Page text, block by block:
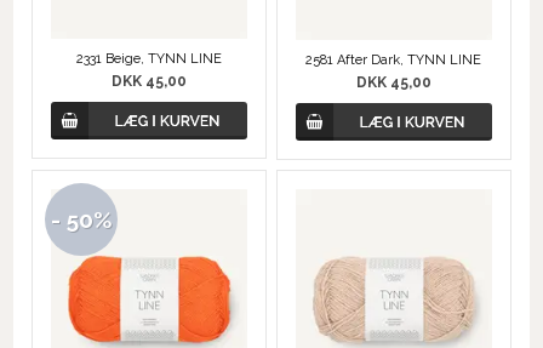
2331 Beige, TYNN LINE
DKK 45,00
2581 After Dark, TYNN LINE
DKK 45,00
- 50%